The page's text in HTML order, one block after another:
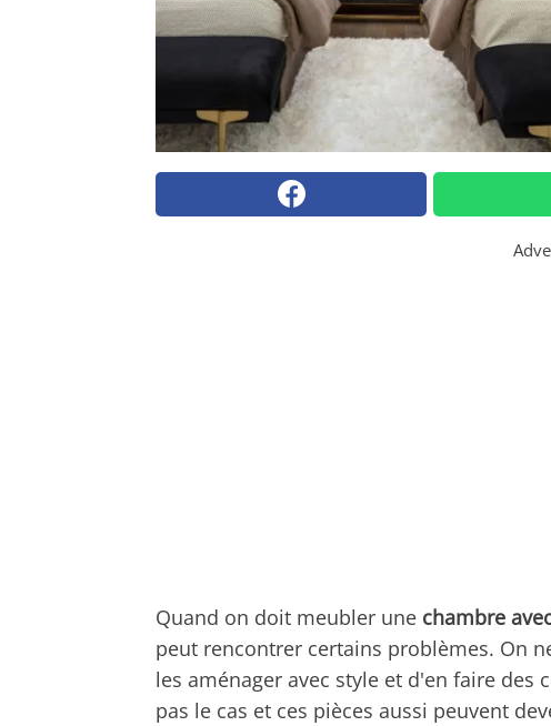
Quand on doit meubler une chambre
peut rencontrer certains problèmes. On
les aménager avec style et d'en faire des
pas le cas et ces pièces aussi peuvent